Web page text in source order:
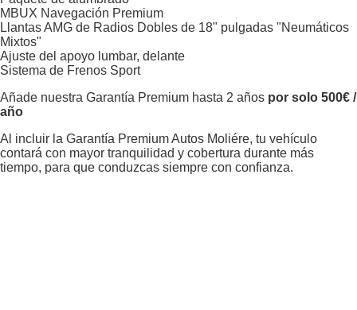
MBUX Navegación Premium
Llantas AMG de Radios Dobles de 18" pulgadas "Neumáticos
Mixtos"
Ajuste del apoyo lumbar, delante
Sistema de Frenos Sport
Añade nuestra Garantía Premium hasta 2 años por solo 500€ /
año
Al incluir la Garantía Premium Autos Moliére, tu vehículo
contará con mayor tranquilidad y cobertura durante más
tiempo, para que conduzcas siempre con confianza.